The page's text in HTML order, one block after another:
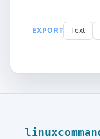
EXPORT Text